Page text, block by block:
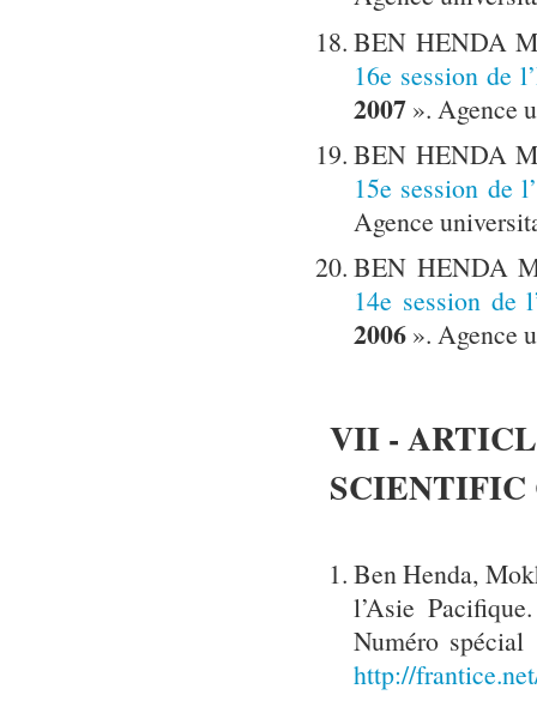
BEN HENDA
16e session de
2007 ». Agence
BEN HENDA
15e session de
Agence
BEN HENDA
14e session de
2006 ». Agence
VII -
Ben Henda,
l’Asie
Numéro
http://